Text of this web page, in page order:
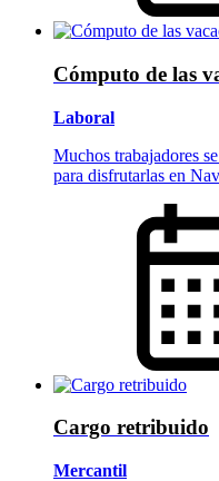
Cómputo de las
Laboral
Muchos trabajadores
para disfrutarlas en
Cargo retribuido
Mercantil